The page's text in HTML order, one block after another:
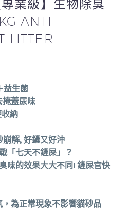
業級】生物除臭
ANTI-
LITTER
益生菌
掩蓋尿味
納
解, 好鏟又好沖
「七天不鏟屎」？
味的效果大大不同! 鏟屎官快
為正常現象不影響貓砂品